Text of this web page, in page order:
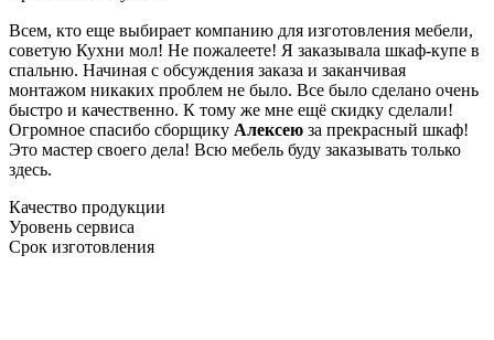
Всем, кто еще выбирает компанию для изготовления мебели,
советую Кухни мол! Не пожалеете! Я заказывала шкаф-купе в
спальню. Начиная с обсуждения заказа и заканчивая
монтажом никаких проблем не было. Все было сделано очень
быстро и качественно. К тому же мне ещё скидку сделали!
Огромное спасибо сборщику Алексею за прекрасный шкаф!
Это мастер своего дела! Всю мебель буду заказывать только
здесь.
Качество продукции
Уровень сервиса
Срок изготовления